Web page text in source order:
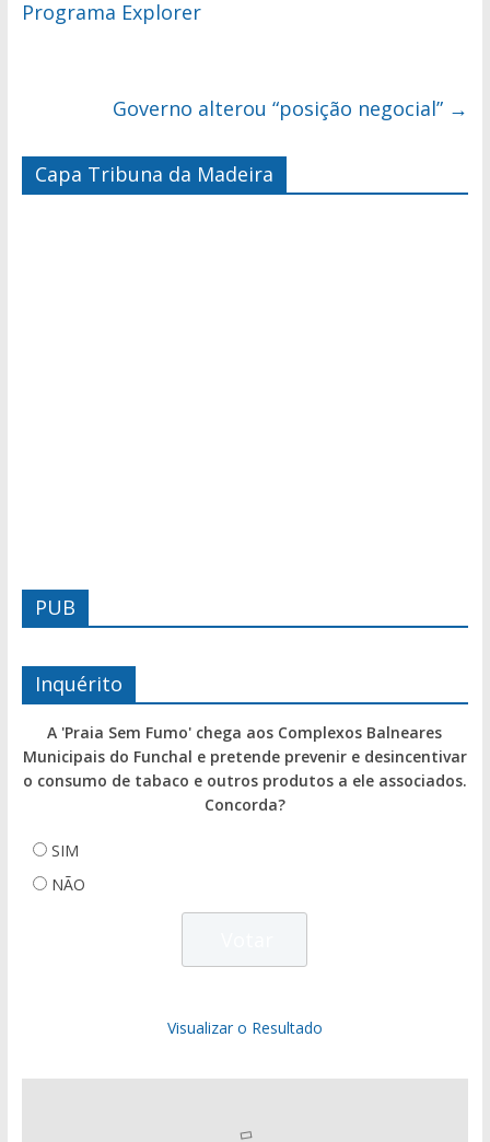
Programa Explorer
Governo alterou “posição negocial” →
Capa Tribuna da Madeira
PUB
Inquérito
A 'Praia Sem Fumo' chega aos Complexos Balneares
Municipais do Funchal e pretende prevenir e desincentivar
o consumo de tabaco e outros produtos a ele associados.
Concorda?
SIM
NÃO
Visualizar o Resultado